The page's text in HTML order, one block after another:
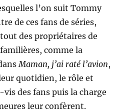
l’on suit Tommy
de ces fans de séries,
des propriétaires de
comme la
Maman, j’ai raté l’avion,
quotidien, le rôle et
des fans puis la charge
leur confèrent.